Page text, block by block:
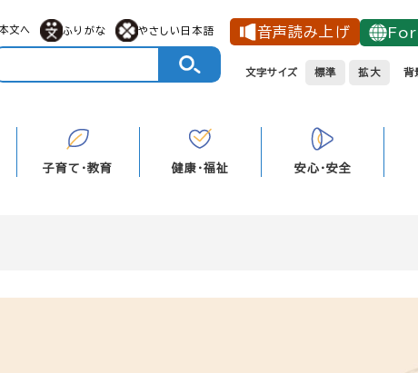
メニューを飛ばして本文へ
本文へ ふりがな やさしい日本語 音声読み上げ
文字サイズ 標準 拡大 背
子育て・教育 健康・福祉 安心・安全